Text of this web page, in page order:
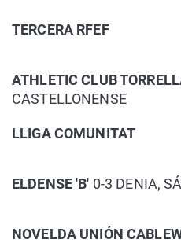
TERCERA RFEF
ATHLETIC CLUB
CASTELLONENSE
LLIGA COMUNITAT
ELDENSE 'B' 0-3 DENIA,
NOVELDA UNIÓN